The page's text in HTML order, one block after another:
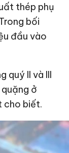
thép phụ
bối
đầu vào
quý II và III
ở
cho biết.